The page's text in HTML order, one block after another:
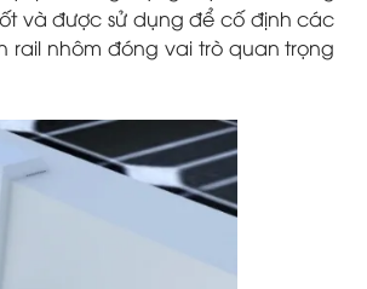
và được sử dụng để cố định các
nhôm đóng vai trò quan trọng